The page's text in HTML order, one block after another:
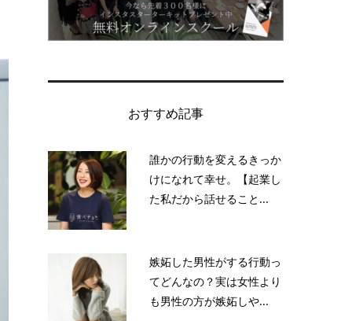
おすすめ記事
誰かの行動を変えるきっか
けになれて幸せ。【起業し
た私だから話せること...
嫉妬した男性がする行動っ
てどんなの？実は女性より
も男性の方が嫉妬しや...